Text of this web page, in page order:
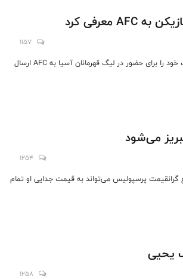
1157
باشگاه پرسپولیس لیست خود را برای حضور در لیگ قهرمانان آسیا به AFC ارسال
می‌شود
1254
پرسپولیس می‌تواند به قیمت جدایی او تمام
یحیی
1258